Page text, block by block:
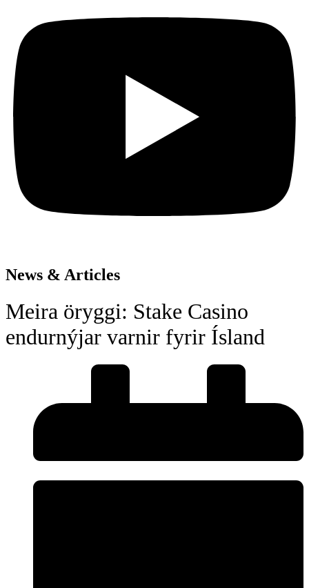
News & Articles
Meira öryggi: Stake Casino
endurnýjar varnir fyrir Ísland